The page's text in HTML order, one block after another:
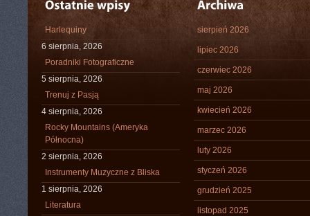
Harlequiny
6 sierpnia, 2026
Poradniki Fotograficzne
5 sierpnia, 2026
Trenuj z Pasją
4 sierpnia, 2026
Rocky Mountains (Ameryka
Północna)
2 sierpnia, 2026
Instrumenty Muzyczne z Bliska
1 sierpnia, 2026
Literatura
sierpień 2026
lipiec 2026
czerwiec 2026
maj 2026
kwiecień 2026
marzec 2026
luty 2026
styczeń 2026
grudzień 2025
listopad 2025